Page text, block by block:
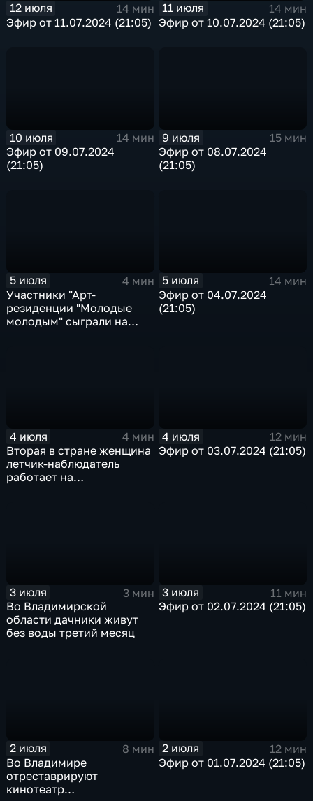
12 июля
14 мин
Эфир от 11.07.2024 (21:05)
11 июля
14 мин
Эфир от 10.07.2024 (21:05)
10 июля
14 мин
Эфир от 09.07.2024
(21:05)
9 июля
15 мин
Эфир от 08.07.2024
(21:05)
5 июля
4 мин
Участники "Арт-
резиденции "Молодые
молодым" сыграли на
5 июля
14 мин
Эфир от 04.07.2024
(21:05)
4 июля
4 мин
Вторая в стране женщина
летчик-наблюдатель
работает на
4 июля
12 мин
Эфир от 03.07.2024 (21:05)
3 июля
3 мин
Во Владимирской
области дачники живут
без воды третий месяц
3 июля
11 мин
Эфир от 02.07.2024 (21:05)
2 июля
8 мин
Во Владимире
отреставрируют
кинотеатр
2 июля
12 мин
Эфир от 01.07.2024 (21:05)